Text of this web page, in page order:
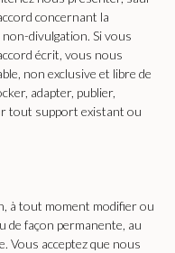
concernant la
divulgation. Si vous
écrit, vous nous
non exclusive et libre de
adapter, publier,
tout support existant ou
à tout moment modifier ou
de façon permanente, au
Vous acceptez que nous